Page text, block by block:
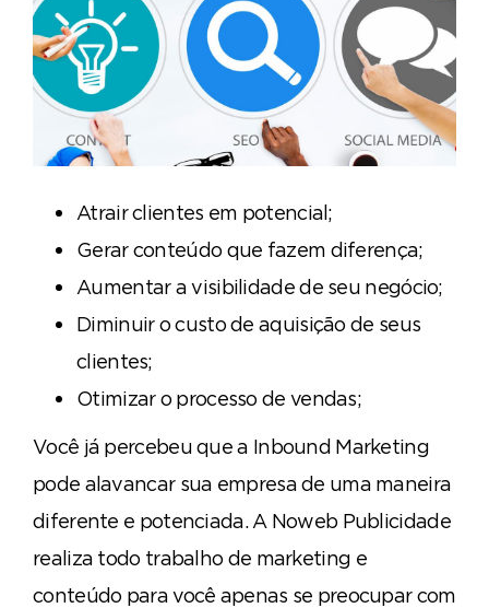
Atrair clientes em potencial;
Gerar conteúdo que fazem diferença;
Aumentar a visibilidade de seu negócio;
Diminuir o custo de aquisição de seus
clientes;
Otimizar o processo de vendas;
Você já percebeu que a Inbound Marketing
pode alavancar sua empresa de uma maneira
diferente e potenciada. A Noweb Publicidade
realiza todo trabalho de marketing e
conteúdo para você apenas se preocupar com